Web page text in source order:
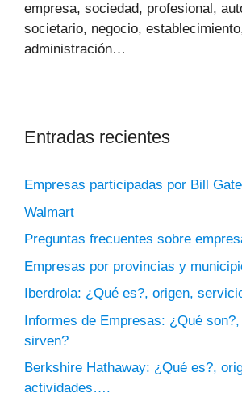
empresa, sociedad, profesional,
societario, negocio,
administración…
Entradas recientes
Empresas participadas por Bill
Walmart
Preguntas frecuentes sobre
Empresas por provincias y
Iberdrola: ¿Qué es?, origen,
Informes de Empresas: ¿Qué
sirven?
Berkshire Hathaway: ¿Qué es?,
actividades….